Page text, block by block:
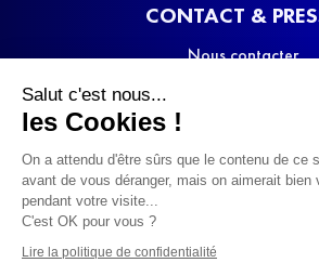
Salut c'est nous...
les Cookies !
On a attendu d'être sûrs que le contenu de ce
avant de vous déranger, mais on aimerait bien
pendant votre visite...
C'est OK pour vous ?
Lire la politique de confidentialité
CONTACT &
Nous contacter